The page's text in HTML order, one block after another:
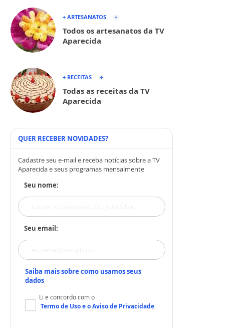
+ ARTESANATOS
Todos os artesanatos da TV
Aparecida
+ RECEITAS
Todas as receitas da TV
Aparecida
QUER RECEBER NOVIDADES?
Cadastre seu e-mail e receba notícias sobre a TV
Aparecida e seus programas mensalmente
Seu nome:
Seu email:
Saiba mais sobre como usamos seus
dados
Li e concordo com o
Termo de Usoe oAviso de Privacidade